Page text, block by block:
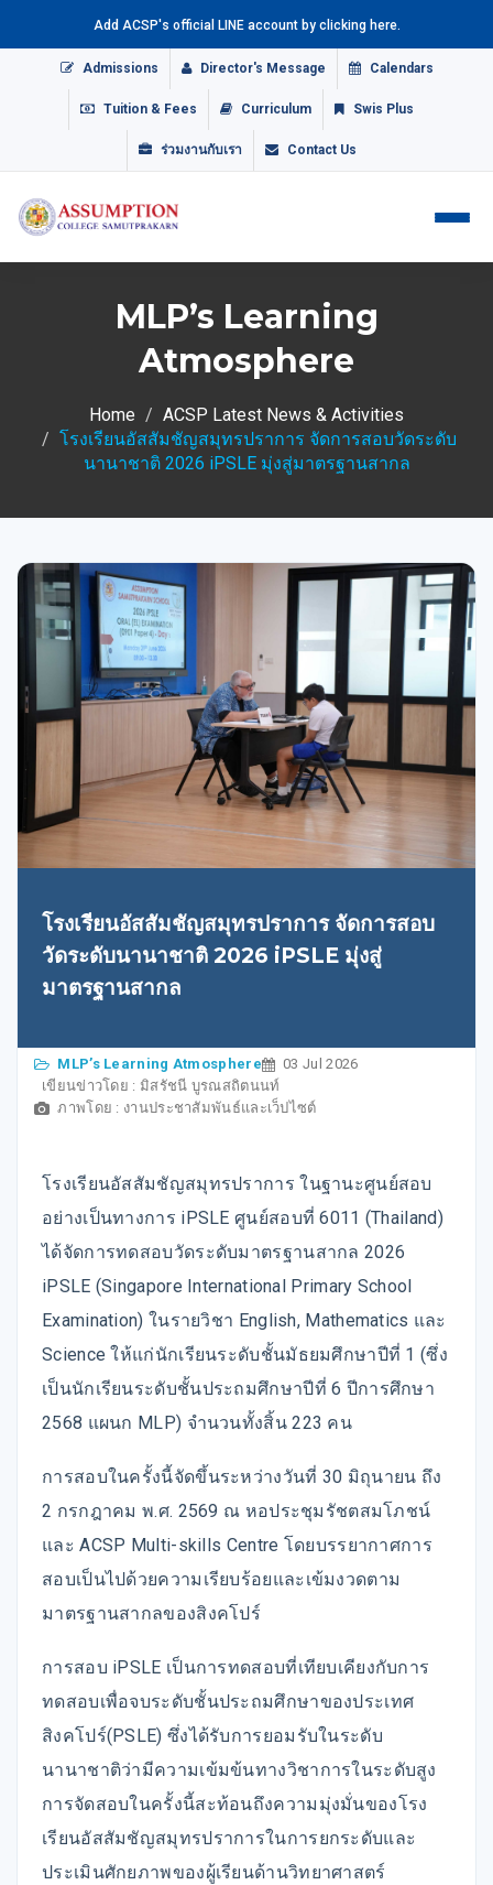
Add ACSP's official LINE account by clicking here.
Admissions Director's Message Calendars
Tuition & Fees Curriculum Swis Plus
ร่วมงานกับเรา Contact Us
MLP’s Learning
Atmosphere
Home
ACSP Latest News & Activities
โรงเรียนอัสสัมชัญสมุทรปราการ จัดการสอบวัดระดับ
นานาชาติ 2026 iPSLE มุ่งสู่มาตรฐานสากล
โรงเรียนอัสสัมชัญสมุทรปราการ จัดการสอบ
วัดระดับนานาชาติ 2026 iPSLE มุ่งสู่
มาตรฐานสากล
MLP’s Learning Atmosphere
03 Jul 2026
เขียนข่าวโดย : มิสรัชนี บูรณสถิตนนท์
ภาพโดย : งานประชาสัมพันธ์และเว็ปไซต์
โรงเรียนอัสสัมชัญสมุทรปราการ ในฐานะศูนย์สอบ
อย่างเป็นทางการ iPSLE ศูนย์สอบที่ 6011 (Thailand)
ได้จัดการทดสอบวัดระดับมาตรฐานสากล 2026
iPSLE (Singapore International Primary School
Examination) ในรายวิชา English, Mathematics และ
Science ให้แก่นักเรียนระดับชั้นมัธยมศึกษาปีที่ 1 (ซึ่ง
เป็นนักเรียนระดับชั้นประถมศึกษาปีที่ 6 ปีการศึกษา
2568 แผนก MLP) จำนวนทั้งสิ้น 223 คน
การสอบในครั้งนี้จัดขึ้นระหว่างวันที่ 30 มิถุนายน ถึง
2 กรกฎาคม พ.ศ. 2569 ณ หอประชุมรัชตสมโภชน์
และ ACSP Multi-skills Centre โดยบรรยากาศการ
สอบเป็นไปด้วยความเรียบร้อยและเข้มงวดตาม
มาตรฐานสากลของสิงคโปร์
การสอบ iPSLE เป็นการทดสอบที่เทียบเคียงกับการ
ทดสอบเพื่อจบระดับชั้นประถมศึกษาของประเทศ
สิงคโปร์(PSLE) ซึ่งได้รับการยอมรับในระดับ
นานาชาติว่ามีความเข้มข้นทางวิชาการในระดับสูง
การจัดสอบในครั้งนี้สะท้อนถึงความมุ่งมั่นของโรง
เรียนอัสสัมชัญสมุทรปราการในการยกระดับและ
ประเมินศักยภาพของผู้เรียนด้านวิทยาศาสตร์